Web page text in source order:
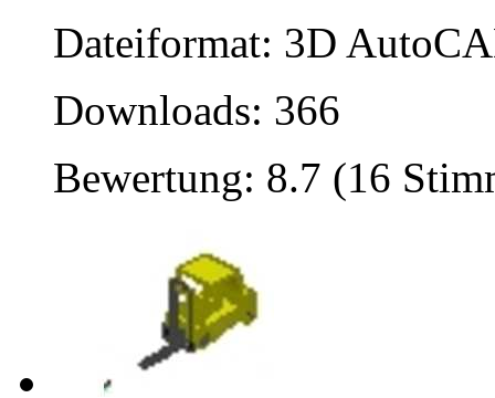
Dateiformat: 3D
Downloads: 366
Bewertung: 8.7 (16